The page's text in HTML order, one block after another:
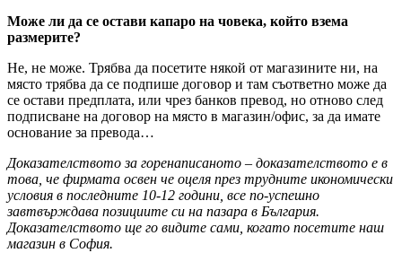
Може ли да се остави капаро на човека, който взема
размерите?
Не, не може. Трябва да посетите някой от магазините ни, на
място трябва да се подпише договор и там съответно може да
се остави предплата, или чрез банков превод, но отново след
подписване на договор на място в магазин/офис, за да имате
основание за превода…
Доказателството за горенаписаното – доказателството е в
това, че фирмата освен че оцеля през трудните икономически
условия в последните 10-12 години, все по-успешно
завтвърждава позициите си на пазара в България.
Доказателството ще го видите сами, когато посетите наш
магазин в София.